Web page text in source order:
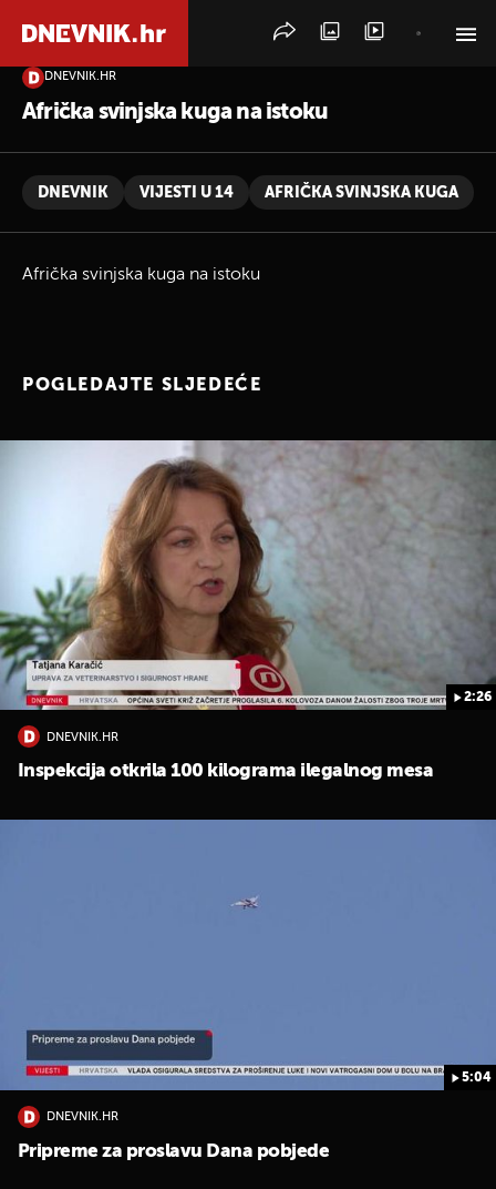
DNEVNIK.HR
Afrička svinjska kuga na istoku
DNEVNIK VIJESTI U 14 AFRIČKA SVINJSKA KUGA
Afrička svinjska kuga na istoku
POGLEDAJTE SLJEDEĆE
2:26
DNEVNIK.HR
Inspekcija otkrila 100 kilograma ilegalnog mesa
5:04
DNEVNIK.HR
Pripreme za proslavu Dana pobjede
PRETRAŽITE VIJESTI